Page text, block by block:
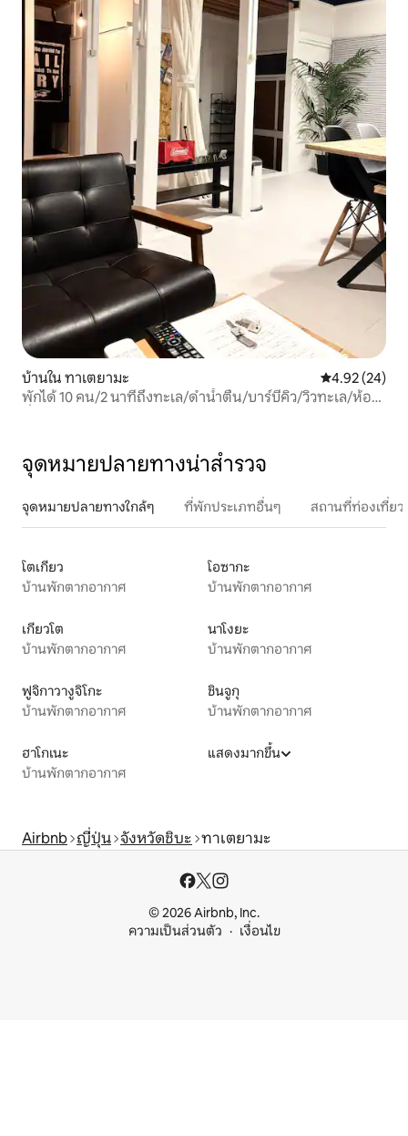
บ้านใน ทาเตยามะ คะแนนเฉลี่ย
4.92 (24)
พักได้ 10 คน/2 นาทีถึงทะเล/ดำน้ำตื้น/บาร์บีคิว/วิวทะเล/ห้อง
จุดหมายปลายทางน่าสำรวจ
จุดหมายปลายทางใกล้ๆ ที่พักประเภทอื่นๆ สถานที่ท่องเที่ย
โตเกียว
บ้านพักตากอากาศ
โอซากะ
บ้านพักตากอากาศ
เกียวโต
บ้านพักตากอากาศ
นาโงยะ
บ้านพักตากอากาศ
ฟูจิกาวางูจิโกะ
บ้านพักตากอากาศ
ชินจูกุ
บ้านพักตากอากาศ
ฮาโกเนะ
บ้านพักตากอากาศ
แสดงมากขึ้น
Airbnb ญี่ปุ่น จังหวัดชิบะ ทาเตยามะ
© 2026 Airbnb, Inc.
ความเป็นส่วนตัว
เงื่อนไข